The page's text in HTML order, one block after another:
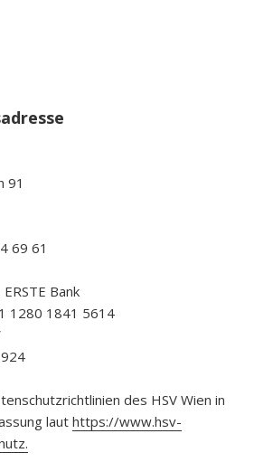
91
69 61
Bank
1280 1841 5614
des HSV Wien in
lauthttps://www.hsv-